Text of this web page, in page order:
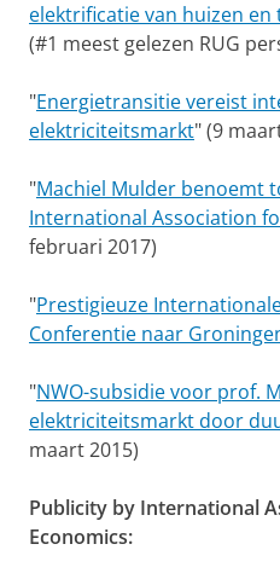
elektrificatie van huizen
(#1 meest gelezen RUG
"Energietransitie vereist
elektriciteitsmarkt" (9
"Machiel Mulder benoemt
International Association
februari 2017)
"Prestigieuze
Conferentie naar
"NWO-subsidie voor prof.
elektriciteitsmarkt door
maart 2015)
Publicity by International
Economics: